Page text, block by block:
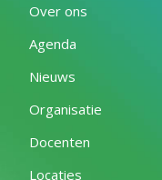
Over ons
Agenda
Nieuws
Organisatie
Docenten
Locaties